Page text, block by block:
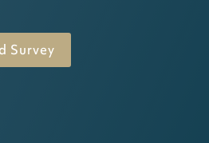
Survey